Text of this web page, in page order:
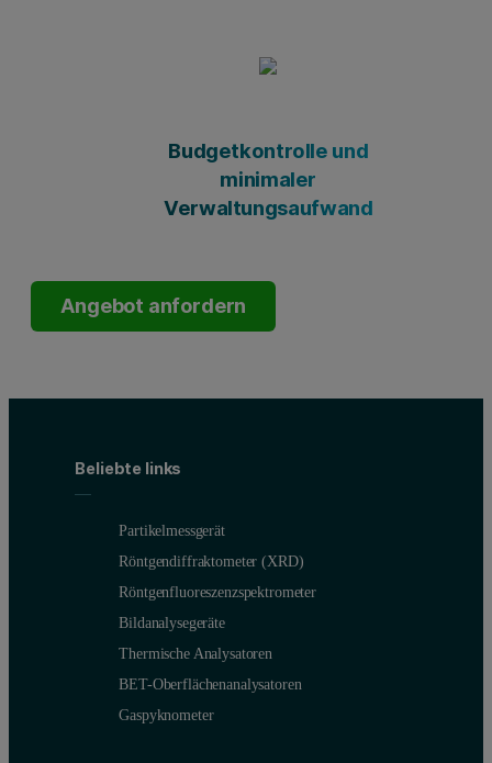
Budgetkontrolle und
minimaler
Verwaltungsaufwand
Angebot anfordern
Beliebte links
Partikelmessgerät
Röntgendiffraktometer (XRD)
Röntgenfluoreszenzspektrometer
Bildanalysegeräte
Thermische Analysatoren
BET-Oberflächenanalysatoren
Gaspyknometer